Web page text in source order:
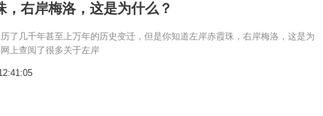
，右岸梅洛，这是为什么？
了几千年甚至上万年的历史变迁，但是你知道左岸赤霞珠，右岸梅洛，这是为
上查阅了很多关于左岸